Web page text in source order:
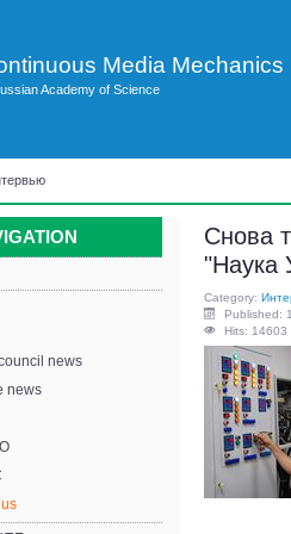
Media Mechanics
Academy of Science
news
news
Снова
"Наука
Category:
Published:
Hits: 14603